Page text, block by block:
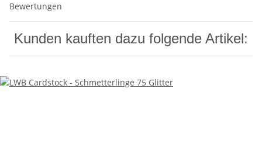
Bewertungen
Kunden kauften dazu folgende Artikel: